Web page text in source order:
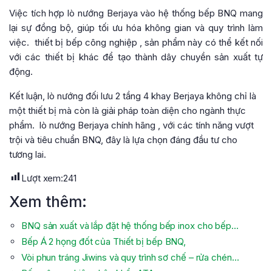
Việc tích hợp lò nướng Berjaya vào hệ thống bếp BNQ mang
lại sự đồng bộ, giúp tối ưu hóa không gian và quy trình làm
việc. thiết bị bếp công nghiệp , sản phẩm này có thể kết nối
với các thiết bị khác để tạo thành dây chuyền sản xuất tự
động.
Kết luận, lò nướng đối lưu 2 tầng 4 khay Berjaya không chỉ là
một thiết bị mà còn là giải pháp toàn diện cho ngành thực
phẩm. lò nướng Berjaya chính hãng , với các tính năng vượt
trội và tiêu chuẩn BNQ, đây là lựa chọn đáng đầu tư cho
tương lai.
Lượt xem:241
Xem thêm:
BNQ sản xuất và lắp đặt hệ thống bếp inox cho bếp…
Bếp Á 2 họng đốt của Thiết bị bếp BNQ,
Vòi phun tráng Jiwins và quy trình sơ chế – rửa chén…